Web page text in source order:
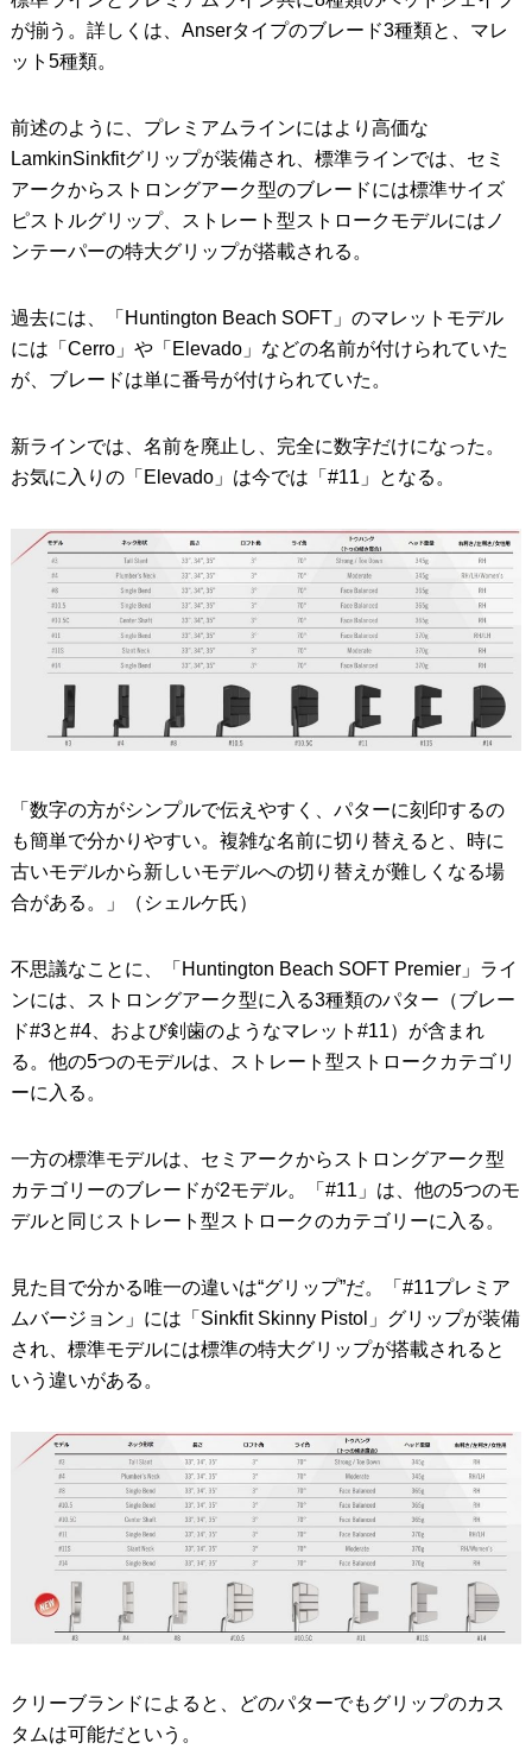
が揃う。詳しくは、Anserタイプのブレード3種類と、マレ
ット5種類。
前述のように、プレミアムラインにはより高価な
LamkinSinkfitグリップが装備され、標準ラインでは、セミ
アークからストロングアーク型のブレードには標準サイズ
ピストルグリップ、ストレート型ストロークモデルにはノ
ンテーパーの特大グリップが搭載される。
過去には、「Huntington Beach SOFT」のマレットモデル
には「Cerro」や「Elevado」などの名前が付けられていた
が、ブレードは単に番号が付けられていた。
新ラインでは、名前を廃止し、完全に数字だけになった。
お気に入りの「Elevado」は今では「#11」となる。
「数字の方がシンプルで伝えやすく、パターに刻印するの
も簡単で分かりやすい。複雑な名前に切り替えると、時に
古いモデルから新しいモデルへの切り替えが難しくなる場
合がある。」（シェルケ氏）
不思議なことに、「Huntington Beach SOFT Premier」ライ
ンには、ストロングアーク型に入る3種類のパター（ブレー
ド#3と#4、および剣歯のようなマレット#11）が含まれ
る。他の5つのモデルは、ストレート型ストロークカテゴリ
ーに入る。
一方の標準モデルは、セミアークからストロングアーク型
カテゴリーのブレードが2モデル。「#11」は、他の5つのモ
デルと同じストレート型ストロークのカテゴリーに入る。
見た目で分かる唯一の違いは“グリップ”だ。「#11プレミア
ムバージョン」には「Sinkfit Skinny Pistol」グリップが装備
され、標準モデルには標準の特大グリップが搭載されると
いう違いがある。
クリーブランドによると、どのパターでもグリップのカス
タムは可能だという。